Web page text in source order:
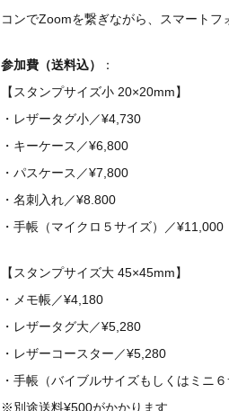
コンでZoomを繋ぎながら、スマート
参加費（送料込）
：
【スタンプサイズ小 20×20mm】
・レザータグ小／¥4,730
・キーケース／¥6,800
・パスケース／¥7,800
・名刺入れ／¥8.800
・手帳（マイクロ５サイズ）／¥11,000
【スタンプサイズ大 45×45mm】
・メモ帳／¥4,180
・レザータグ大／¥5,280
・レザーコースター／¥5,280
・手帳（バイブルサイズもしくはミニ
※別途送料¥500がかかります